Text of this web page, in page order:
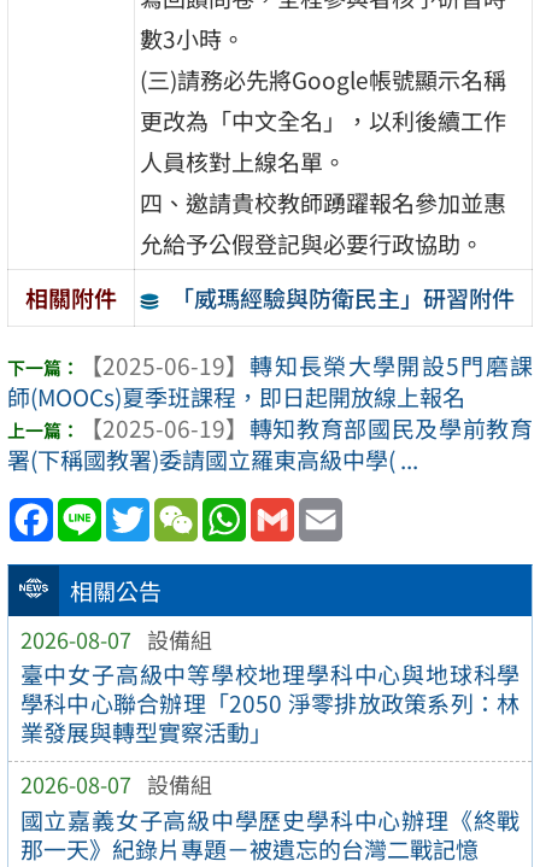
相關公告
2026-08-07 設備組
臺中女子高級中等學校地理學科中心與地球科學
學科中心聯合辦理「2050 淨零排放政策系列：林
業發展與轉型實察活動」
2026-08-07 設備組
國立嘉義女子高級中學歷史學科中心辦理《終戰
那一天》紀錄片專題－被遺忘的台灣二戰記憶
數3小時。
(三)請務必先將Google帳號顯示名稱
更改為「中文全名」，以利後續工作
人員核對上線名單。
四、邀請貴校教師踴躍報名參加並惠
允給予公假登記與必要行政協助。
相關附件
「威瑪經驗與防衛民主」研習附件
【2025-06-19】 轉知長榮大學開設5門磨課
師(MOOCs)夏季班課程，即日起開放線上報名
【2025-06-19】 轉知教育部國民及學前教育
署(下稱國教署)委請國立羅東高級中學( ...
Facebook
Line TwitterWeChatWhatsApp
Gmail